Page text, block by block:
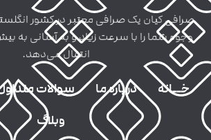
صرافی کیان یک صرافی معتبر در کشور
انتقال می‌دهد.
خــانه درباره ما سوالات
وبلاگ